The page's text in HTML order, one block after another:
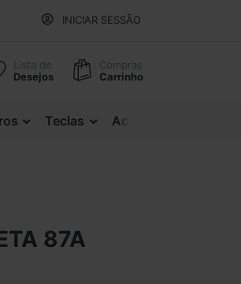
INICIAR SESSÃO
Lista de
Desejos
Compras
Carrinho
Teclas Acessórios
87A